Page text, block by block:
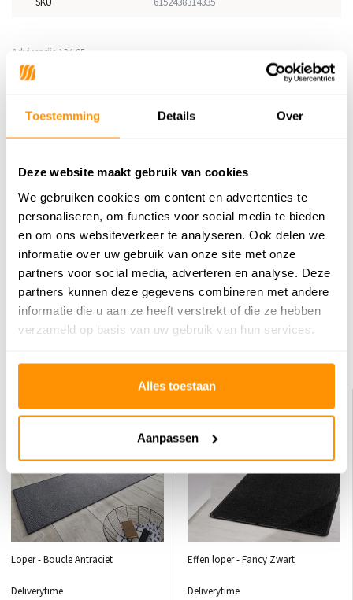
Toestemming Details Over
Deze website maakt gebruik van cookies
We gebruiken cookies om content en advertenties te
personaliseren, om functies voor social media te bieden
en om ons websiteverkeer te analyseren. Ook delen we
informatie over uw gebruik van onze site met onze
partners voor social media, adverteren en analyse. Deze
partners kunnen deze gegevens combineren met andere
informatie die u aan ze heeft verstrekt of die ze hebben
verzameld op basis van uw gebruik van hun services.
Alles toestaan
Aanpassen
Adviesprijs 134,95
104,95
Buy now, pay later
0/5 Gemiddelde uit 0 beoordelingen
Er zijn nog geen reviews geschreven over dit product..
Schrijf je eigen review
Dit vind je misschien ook leuk
Loper - Boucle Antraciet
Deliverytime
Effen loper - Fancy Zwart
Deliverytime